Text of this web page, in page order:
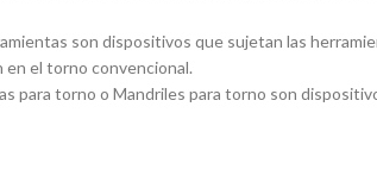
son dispositivos que sujetan las
en el torno convencional.
para torno o Mandriles para torno son